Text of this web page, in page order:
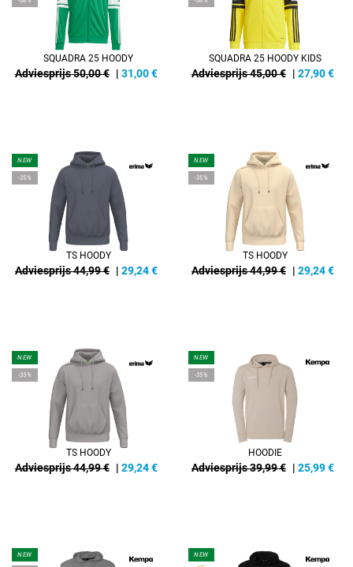
SQUADRA 25 HOODY
Adviesprijs 50,00 € | 31,00€
SQUADRA 25 HOODY KIDS
Adviesprijs 45,00 € | 27,90€
NEW
-35%
TS HOODY
Adviesprijs 44,99 € | 29,24€
NEW
-35%
TS HOODY
Adviesprijs 44,99 € | 29,24€
NEW
-35%
TS HOODY
Adviesprijs 44,99 € | 29,24€
NEW
-35%
HOODIE
Adviesprijs 39,99 € | 25,99€
NEW NEW